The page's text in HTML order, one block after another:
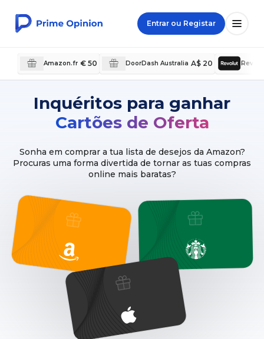
Entrar ou Registar
Amazon.fr € 50 DoorDash Australia A$ 20
Inquéritos para ganhar
Cartões de Oferta
Sonha em comprar a tua lista de desejos da Amazon?
Procuras uma forma divertida de tornar as tuas compras
online mais baratas?